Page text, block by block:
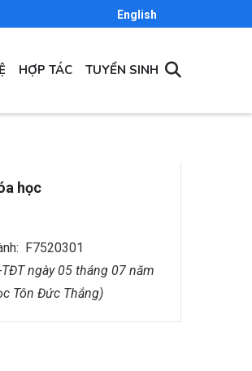
English
HỢP TÁC TUYỂN SINH
học
F7520301
ngày 05 tháng 07 năm
Tôn Đức Thắng)